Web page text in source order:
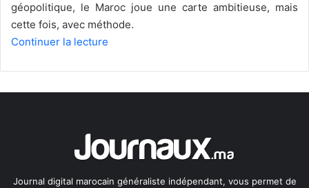
géopolitique, le Maroc joue une carte ambitieuse, mais
cette fois, avec méthode.
Continuer la lecture
Journal digital marocain généraliste indépendant, vous permet de